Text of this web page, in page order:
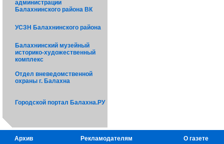
администрации
Балахнинского района ВК
УСЗН Балахнинского района
Балахнинский музейный
историко-художественный
комплекс
Отдел вневедомственной
охраны г. Балахна
Городской портал Балахна.РУ
Архив Рекламодателям
О газете